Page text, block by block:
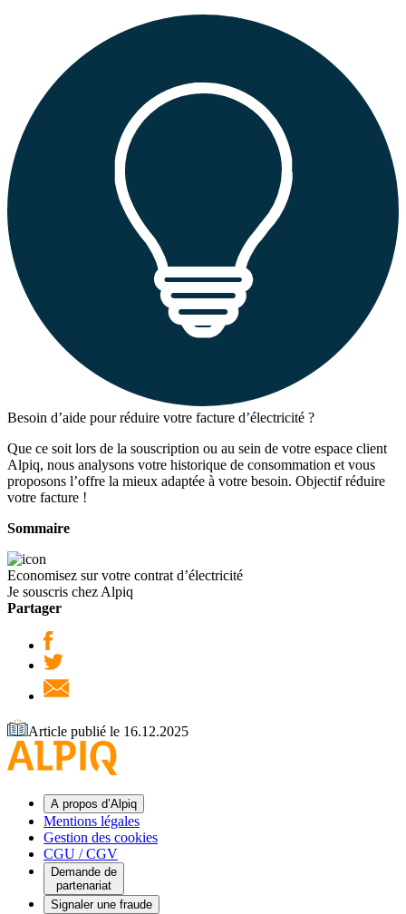
Besoin d’aide pour réduire votre facture d’électricité ?
Que ce soit lors de la souscription ou au sein de votre espace client
Alpiq, nous analysons votre historique de consommation et vous
proposons l’offre la mieux adaptée à votre besoin. Objectif réduire
votre facture !
Sommaire
Economisez sur votre contrat d’électricité
Je souscris chez Alpiq
Partager
Article publié le 16.12.2025
A propos d’Alpiq
Mentions légales
Gestion des cookies
CGU / CGV
Demande de
partenariat
Signaler une fraude